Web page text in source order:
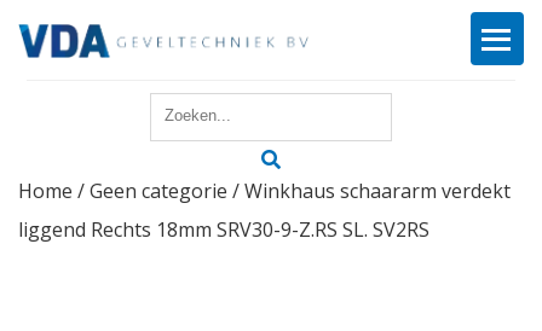
Reparatie
Home /Geen categorie / Winkhaus schaararm verdekt
liggend Rechts 18mm SRV30-9-Z.RS SL. SV2RS